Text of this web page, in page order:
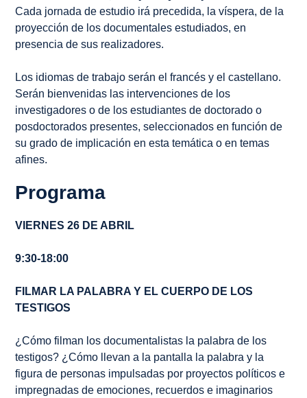
Cada jornada de estudio irá precedida, la víspera, de la
proyección de los documentales estudiados, en
presencia de sus realizadores.
Los idiomas de trabajo serán el francés y el castellano.
Serán bienvenidas las intervenciones de los
investigadores o de los estudiantes de doctorado o
posdoctorados presentes, seleccionados en función de
su grado de implicación en esta temática o en temas
afines.
Programa
VIERNES 26 DE ABRIL
9:30-18:00
FILMAR LA PALABRA Y EL CUERPO DE LOS
TESTIGOS
¿Cómo filman los documentalistas la palabra de los
testigos? ¿Cómo llevan a la pantalla la palabra y la
figura de personas impulsadas por proyectos políticos e
impregnadas de emociones, recuerdos e imaginarios